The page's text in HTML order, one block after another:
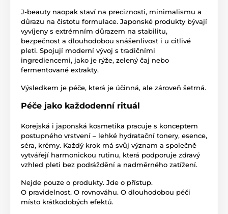
J-beauty naopak staví na preciznosti, minimalismu a
důrazu na čistotu formulace. Japonské produkty bývají
vyvíjeny s extrémním důrazem na stabilitu,
bezpečnost a dlouhodobou snášenlivost i u citlivé
pleti. Spojují moderní vývoj s tradičními
ingrediencemi, jako je rýže, zelený čaj nebo
fermentované extrakty.
Výsledkem je péče, která je účinná, ale zároveň šetrná.
Péče jako každodenní rituál
Korejská i japonská kosmetika pracuje s konceptem
postupného vrstvení – lehké hydratační tonery, esence,
séra, krémy. Každý krok má svůj význam a společně
vytvářejí harmonickou rutinu, která podporuje zdravý
vzhled pleti bez podráždění a nadměrného zatížení.
Nejde pouze o produkty. Jde o přístup.
O pravidelnost. O rovnováhu. O dlouhodobou péči
místo krátkodobých efektů.